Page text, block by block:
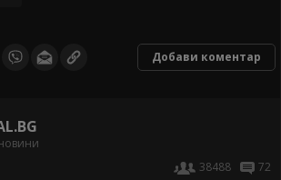
Добави коментар
38488
72